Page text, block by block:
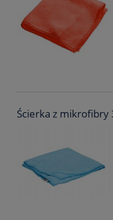
Ścierka z mikrofibry